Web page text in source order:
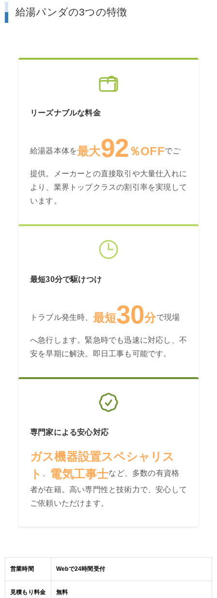
給湯パンダの3つの特徴
リーズナブルな料金
給湯器本体を最大92％OFFでご
提供。メーカーとの直接取引や大量仕入れに
より、業界トップクラスの割引率を実現して
います。
最短30分で駆けつけ
トラブル発生時、 最短30分で現場
へ急行します。緊急時でも迅速に対応し、不
安を早期に解決。即日工事も可能です。
専門家による安心対応
ガス機器設置スペシャリス
ト
電気工事士など、多数の有資格
者が在籍。高い専門性と技術力で、安心して
ご依頼いただけます。
営業時間 Webで24時間受付
見積もり料金 無料